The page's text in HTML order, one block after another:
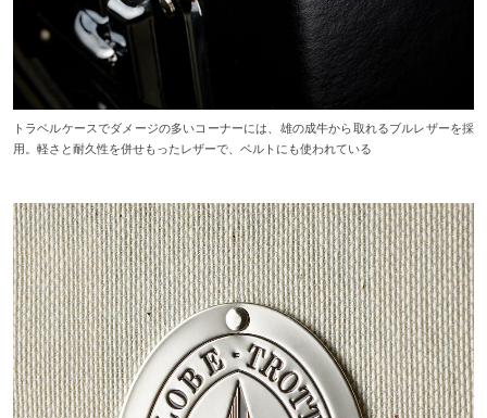
トラベルケースでダメージの多いコーナーには、雄の成牛から取れるブルレザーを採
用。軽さと耐久性を併せもったレザーで、ベルトにも使われている